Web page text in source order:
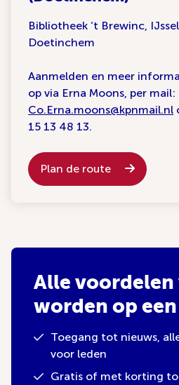
Bibliotheek ‘t Brewinc,
Doetinchem
Aanmelden en meer
op via Erna Moons, per mail:
Co.Erna.moons@kpnmail.nl
15 13 48 13.
Plan de route
Alle voordelen
worden op
Toegang tot nieuws,
voor leden
Gratis of met korting